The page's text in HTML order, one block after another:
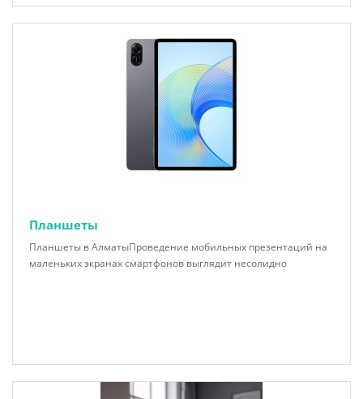
Планшеты
Планшеты в АлматыПроведение мобильных презентаций на
маленьких экранах смартфонов выглядит несолидно